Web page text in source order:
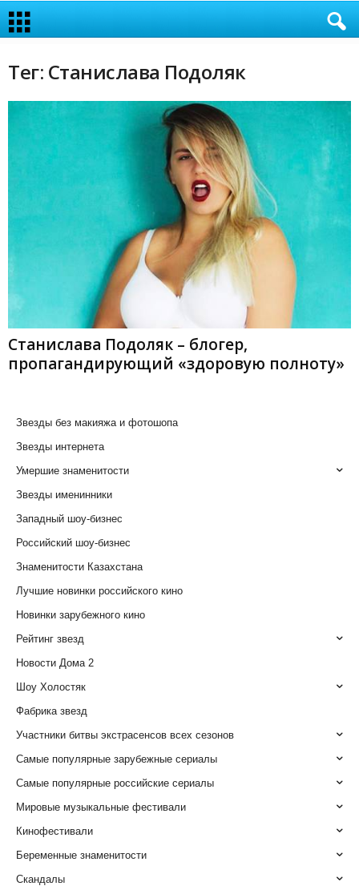
Тег: Станислава Подоляк
Станислава Подоляк – блогер,
пропагандирующий «здоровую полноту»
Звезды без макияжа и фотошопа
Звезды интернета
Умершие знаменитости
Звезды именинники
Западный шоу-бизнес
Российский шоу-бизнес
Знаменитости Казахстана
Лучшие новинки российского кино
Новинки зарубежного кино
Рейтинг звезд
Новости Дома 2
Шоу Холостяк
Фабрика звезд
Участники битвы экстрасенсов всех сезонов
Самые популярные зарубежные сериалы
Самые популярные российские сериалы
Мировые музыкальные фестивали
Кинофестивали
Беременные знаменитости
Скандалы